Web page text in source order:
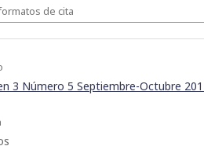
de cita
3 Número 5 Septiembre-Octubre